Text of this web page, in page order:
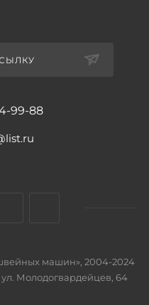
99-88
машин», 2004-2024
ул. Молодогвардейцев, 64